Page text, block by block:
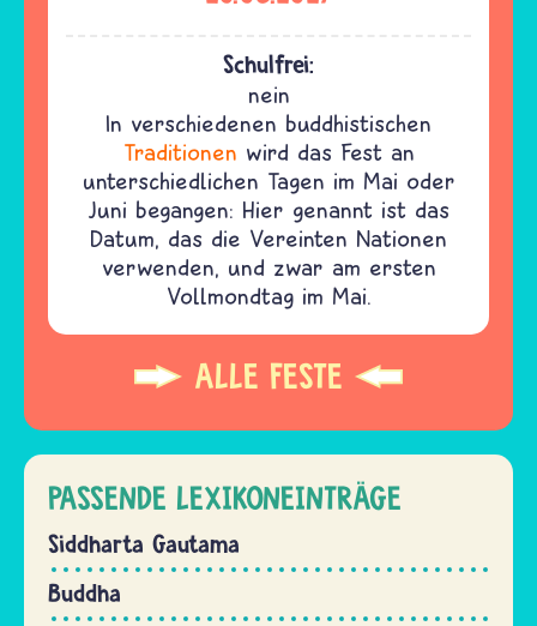
Schulfrei:
nein
In verschiedenen buddhistischen
Traditionen wird das Fest an
unterschiedlichen Tagen im Mai oder
Juni begangen: Hier genannt ist das
Datum, das die Vereinten Nationen
verwenden, und zwar am ersten
Vollmondtag im Mai.
ALLE FESTE
PASSENDE LEXIKONEINTRÄGE
Siddharta Gautama
Buddha